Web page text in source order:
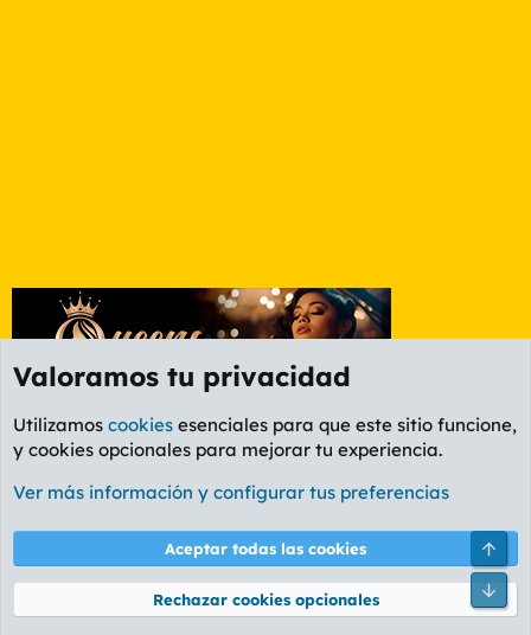
Foro Deportes
Cookies
PL OLDSTYLE AMARILLO
Términos y reglas Política de privacidad Ayuda
Community platform by XenForo® © 2010-2026 XenForo Ltd.
Valoramos tu privacidad
Utilizamos cookies esenciales para que este sitio funcione,
y cookies opcionales para mejorar tu experiencia.
Ver más información y configurar tus preferencias
Aceptar todas las cookies
Rechazar cookies opcionales
Pie